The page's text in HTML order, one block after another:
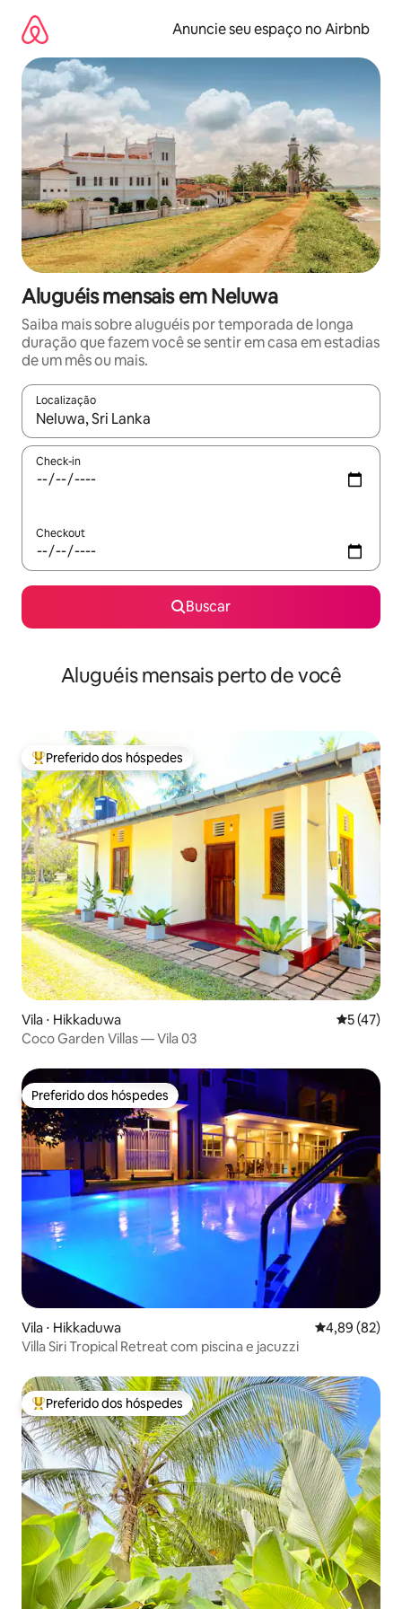
para
conteúdo
Anuncie seu espaço no Airbnb
Aluguéis mensais em Neluwa
Saiba mais sobre aluguéis por temporada de longa
duração que fazem você se sentir em casa em estadias
de um mês ou mais.
Localização
Quando os resultados estiverem disponíveis, explore-os
Check-in
Checkout
Buscar
Aluguéis mensais perto de você
Entre os melhores preferidos dos hóspedes
Preferido dos hóspedes
Vila ⋅ Hikkaduwa 5 de uma
5 (47)
Coco Garden Villas — Vila 03
Preferido dos hóspedes
Preferido dos hóspedes
Vila ⋅ Hikkaduwa 4,89 de uma
4,89 (82)
Villa Siri Tropical Retreat com piscina e jacuzzi
Entre os melhores preferidos dos hóspedes
Preferido dos hóspedes